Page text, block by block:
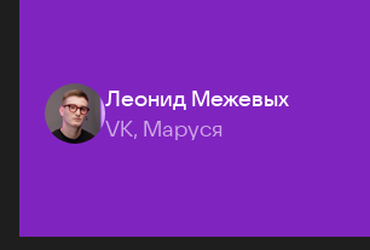
Леонид Межевых
VK, Маруся